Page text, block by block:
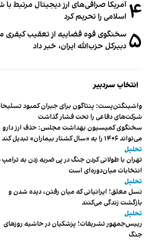
۴ آمریکا صرافی‌های ارز دیجیتال مرتبط
اسلامی را تحریم کرد
۵ سخنگوی قوه قضاییه از تعقیب کیفری
دبیر‌کل حزب‌الله ایران، خبر داد
انتخاب سردبیر
واشینگتن‌پست: پنتاگون برای جبران کمبود
شرکت‌های دفاعی را تحت فشار گذاشت
سخنگوی کمیسیون بهداشت مجلس: حذف ارز دارو
می‌تواند ۱۴۰۶ را به «سال کشتار بیماران» تبدیل کند
تحلیل
تهران با طولانی کردن جنگ در پی ضربه زدن به ترامپ
انتخابات میان‌دوره‌ای است
تحلیل
نسل معلق؛ ایرانیانی که میان رفتن، دیده شدن و
بازگشت زندگی می‌کنند
تحلیل
رییس‌جمهور تشریفات؛ پزشکیان در حاشیه روزهای
جنگ